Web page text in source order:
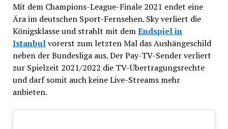
Mit dem Champions-League-Finale 2021 endet eine
Ära im deutschen Sport-Fernsehen. Sky verliert die
Königsklasse und strahlt mit demEndspiel in
Istanbulvorerst zum letzten Mal das Aushängeschild
neben der Bundesliga aus. Der Pay-TV-Sender verliert
zur Spielzeit 2021/2022 die TV-Übertragungsrechte
und darf somit auch keine Live-Streams mehr
anbieten.